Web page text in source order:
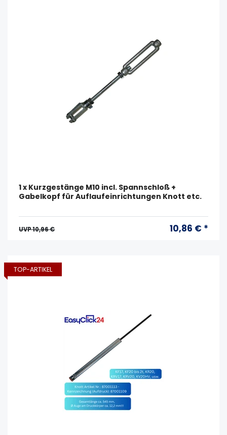
1 x Kurzgestänge M10 incl. Spannschloß +
Gabelkopf für Auflaufeinrichtungen Knott etc.
UVP 10,96 € 10,86 € *
TOP-ARTIKEL